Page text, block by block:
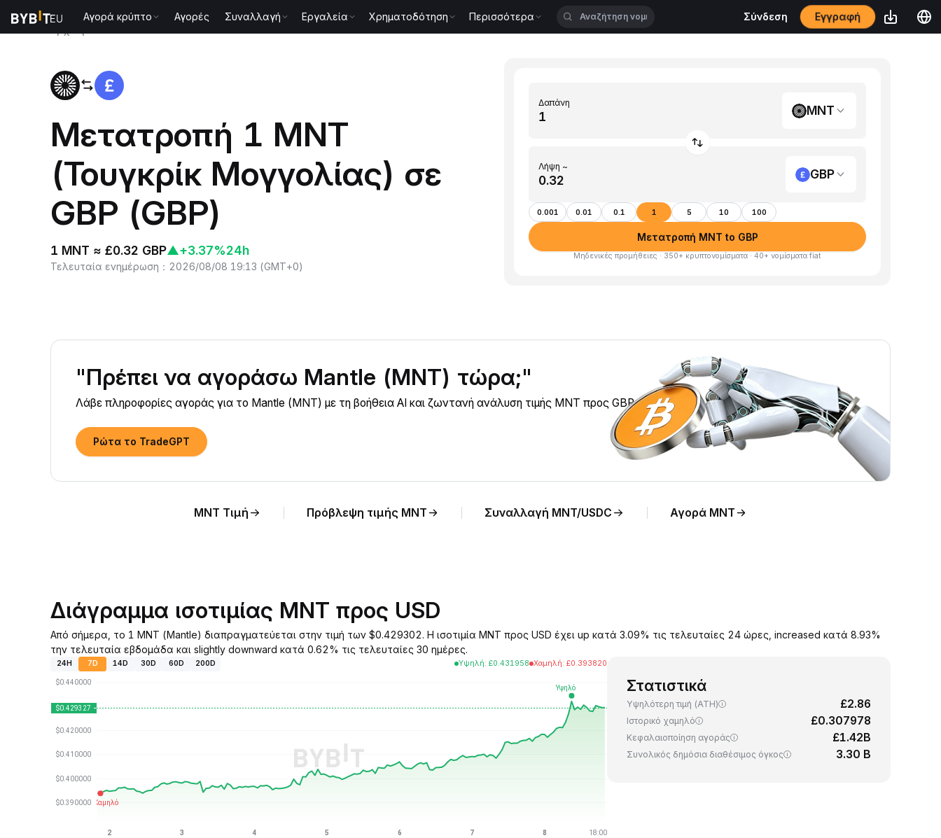
Αγορά κρύπτο Αγορές Συναλλαγή Εργαλεία Χρηματοδότηση Περισσότερα Σύνδεση Εγγραφή
Μετατροπή 1 MNT
(Τουγκρίκ Μογγολίας) σε
GBP (GBP)
1 MNT ≈ £0.32 GBP▲+3.37%24h
Τελευταία ενημέρωση ： 2026/08/08 19:13 (GMT+0)
Δαπάνη
MNT
Λήψη ~
GBP
0.001 0.01 0.1 1 5 10 100
Μετατροπή MNT to GBP
Μηδενικές προμήθειες · 350+ κρυπτονομίσματα · 40+ νομίσματα fiat
"Πρέπει να αγοράσω Mantle (MNT) τώρα;"
Λάβε πληροφορίες αγοράς για το Mantle (MNT) με τη βοήθεια AI και ζωντανή ανάλυση τιμής MNT προς GBP.
Ρώτα το TradeGPT
MNT Τιμή Πρόβλεψη τιμής MNT Συναλλαγή MNT/USDC Αγορά MNT
Διάγραμμα ισοτιμίας MNT προς USD
Από σήμερα, το 1 MNT (Mantle) διαπραγματεύεται στην τιμή των $0.429302. Η ισοτιμία MNT προς USD έχει up κατά 3.09% τις τελευταίες 24 ώρες, increased κατά 8.93%
την τελευταία εβδομάδα και slightly downward κατά 0.62% τις τελευταίες 30 ημέρες.
24H 7D 14D 30D 60D 200D Υψηλή: £0.431958 Χαμηλή: £0.393820
Στατιστικά
Υψηλότερη τιμή (ATH) £2.86
Ιστορικό χαμηλό £0.307978
Κεφαλαιοποίηση αγοράς £1.42B
Συνολικός δημόσια διαθέσιμος όγκος 3.30 B